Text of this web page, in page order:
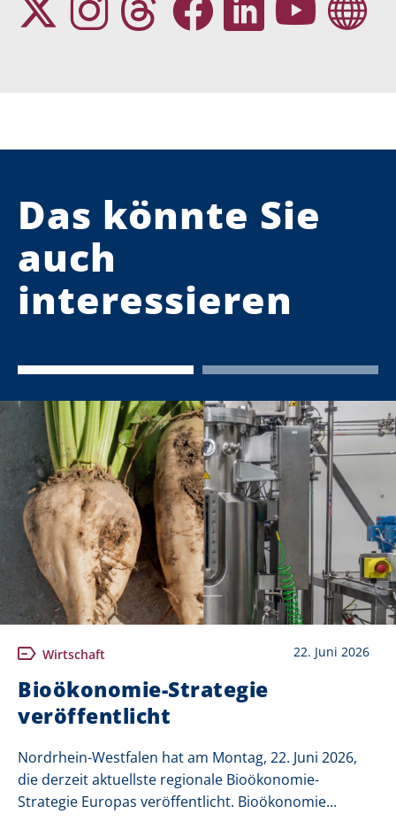
Das könnte Sie
auch
interessieren
Wirtschaft 22. Juni 2026
Bioökonomie-Strategie
veröffentlicht
Nordrhein-Westfalen hat am Montag, 22. Juni 2026,
die derzeit aktuellste regionale Bioökonomie-
Strategie Europas veröffentlicht. Bioökonomie...